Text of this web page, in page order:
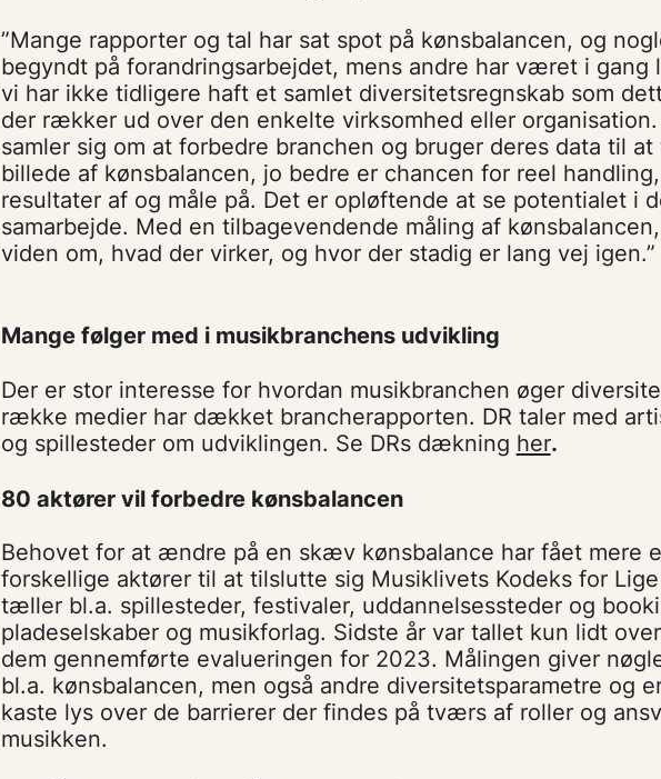
”Mange rapporter og tal har sat spot på kønsbalancen, og
begyndt på forandringsarbejdet, mens andre har været i
vi har ikke tidligere haft et samlet diversitetsregnskab som
der rækker ud over den enkelte virksomhed eller
samler sig om at forbedre branchen og bruger deres data til
billede af kønsbalancen, jo bedre er chancen for reel
resultater af og måle på. Det er opløftende at se potentialet i
samarbejde. Med en tilbagevendende måling af
viden om, hvad der virker, og hvor der stadig er lang vej igen.”
Mange følger med i musikbranchens udvikling
Der er stor interesse for hvordan musikbranchen øger
række medier har dækket brancherapporten. DR taler med
og spillesteder om udviklingen. Se DRs dækning her.
80 aktører vil forbedre kønsbalancen
Behovet for at ændre på en skæv kønsbalance har fået mere
forskellige aktører til at tilslutte sig Musiklivets Kodeks for
tæller bl.a. spillesteder, festivaler, uddannelsessteder og
pladeselskaber og musikforlag. Sidste år var tallet kun lidt
dem gennemførte evalueringen for 2023. Målingen giver
bl.a. kønsbalancen, men også andre diversitetsparametre og
kaste lys over de barrierer der findes på tværs af roller og
musikken.